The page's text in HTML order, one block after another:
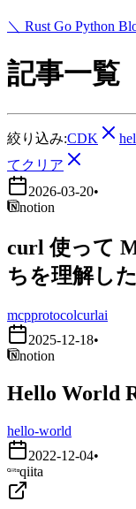
＼ Rust Go Python
記事一覧
絞り込み:CDK
てクリア
2026-03-20•
notion
curl 使って
ちを理解した
mcpprotocolcurlai
2025-12-18•
notion
Hello World
hello-world
2022-12-04•
qiita